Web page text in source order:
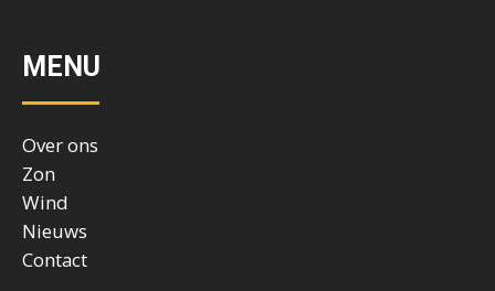
MENU
Over ons
Zon
Wind
Nieuws
Contact